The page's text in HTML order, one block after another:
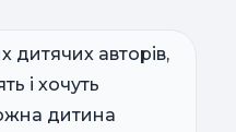
дитячих авторів,
і хочуть
дитина